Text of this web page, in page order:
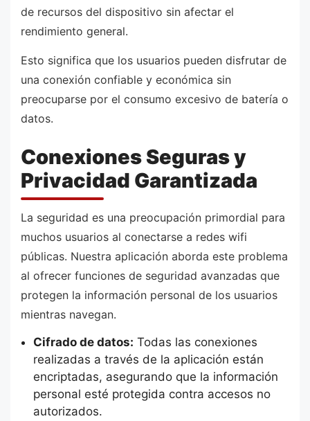
de recursos del dispositivo sin afectar el
rendimiento general.
Esto significa que los usuarios pueden disfrutar de
una conexión confiable y económica sin
preocuparse por el consumo excesivo de batería o
datos.
Conexiones Seguras y
Privacidad Garantizada
La seguridad es una preocupación primordial para
muchos usuarios al conectarse a redes wifi
públicas. Nuestra aplicación aborda este problema
al ofrecer funciones de seguridad avanzadas que
protegen la información personal de los usuarios
mientras navegan.
Cifrado de datos: Todas las conexiones
realizadas a través de la aplicación están
encriptadas, asegurando que la información
personal esté protegida contra accesos no
autorizados.